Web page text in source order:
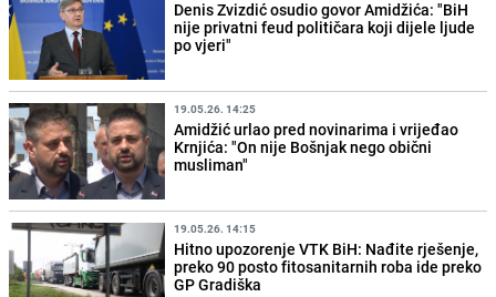
Denis Zvizdić osudio govor Amidžića: "BiH
nije privatni feud političara koji dijele ljude
po vjeri"
19.05.26. 14:25
Amidžić urlao pred novinarima i vrijeđao
Krnjića: "On nije Bošnjak nego obični
musliman"
19.05.26. 14:15
Hitno upozorenje VTK BiH: Nađite rješenje,
preko 90 posto fitosanitarnih roba ide preko
GP Gradiška